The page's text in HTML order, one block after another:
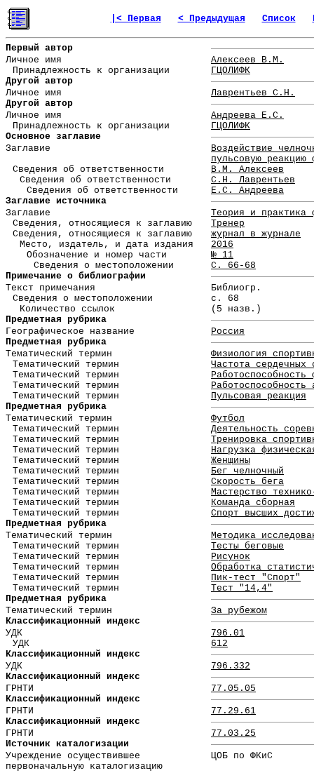
|< Первая < Предыдущая Список
Первый автор
Личное имя
Алексеев В.М.
Принадлежность к организации
ГЦОЛИФК
Другой автор
Личное имя
Лаврентьев С.Н.
Другой автор
Личное имя
Андреева Е.С.
Принадлежность к организации
ГЦОЛИФК
Основное заглавие
Заглавие
Воздействие
пульсовую реакцию
Сведения об ответственности
В.М. Алексеев
Сведения об ответственности
С.Н. Лаврентьев
Сведения об ответственности
Е.С. Андреева
Заглавие источника
Заглавие
Теория и практика
Сведения, относящиеся к заглавию
Тренер
Сведения, относящиеся к заглавию
журнал в журнале
Место, издатель, и дата издания
2016
Обозначение и номер части
№ 11
Сведения о местоположении
С. 66-68
Примечание о библиографии
Текст примечания
Библиогр.
Сведения о местоположении
с. 68
Количество ссылок
(5 назв.)
Предметная рубрика
Географическое название
Россия
Предметная рубрика
Тематический термин
Физиология
Тематический термин
Частота сердечных
Тематический термин
Работоспособность
Тематический термин
Работоспособность
Тематический термин
Пульсовая реакция
Предметная рубрика
Тематический термин
Футбол
Тематический термин
Деятельность
Тематический термин
Тренировка
Тематический термин
Нагрузка
Тематический термин
Женщины
Тематический термин
Бег челночный
Тематический термин
Скорость бега
Тематический термин
Мастерство
Тематический термин
Команда сборная
Тематический термин
Спорт высших
Предметная рубрика
Тематический термин
Методика
Тематический термин
Тесты беговые
Тематический термин
Рисунок
Тематический термин
Обработка
Тематический термин
Пик-тест "Спорт"
Тематический термин
Тест "14,4"
Предметная рубрика
Тематический термин
За рубежом
Классификационный индекс
УДК
796.01
УДК
612
Классификационный индекс
УДК
796.332
Классификационный индекс
ГРНТИ
77.05.05
Классификационный индекс
ГРНТИ
77.29.61
Классификационный индекс
ГРНТИ
77.03.25
Источник каталогизации
Учреждение осуществившее
первоначальную каталогизацию
ЦОБ по ФКиС